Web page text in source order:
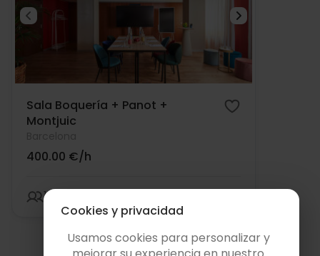
Sala Boquería + Panot +
Montjuic
400.00 €/h
130 personas
Cookies y privacidad
Usamos cookies para personalizar y